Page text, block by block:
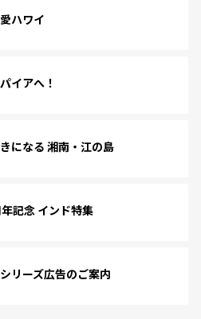
ハワイ
イアへ！
になる 湘南・江の島
記念 インド特集
リーズ広告のご案内